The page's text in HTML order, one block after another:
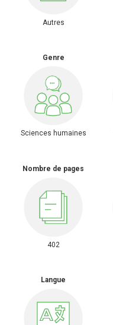
Autres
Genre
Sciences humaines
Nombre de pages
402
Langue